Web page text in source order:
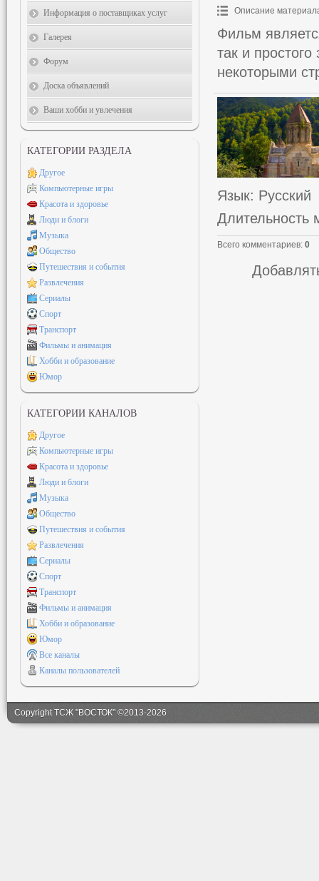
Описание
Фильм
так и
некоторыми
Язык: Русский
Длительность
Всего комментариев: 0
Информация о поставщиках услуг
Галерея
Форум
Доска объявлений
Ваши хобби и увлечения
КАТЕГОРИИ РАЗДЕЛА
Другое
Компьютерные игры
Красота и здоровье
Люди и блоги
Музыка
Общество
Путешествия и события
Развлечения
Сериалы
Спорт
Транспорт
Фильмы и анимация
Хобби и образование
Юмор
КАТЕГОРИИ КАНАЛОВ
Другое
Компьютерные игры
Красота и здоровье
Люди и блоги
Музыка
Общество
Путешествия и события
Развлечения
Сериалы
Спорт
Транспорт
Фильмы и анимация
Хобби и образование
Юмор
Все каналы
Каналы пользователей
Copyright ТСЖ "ВОСТОК" ©2013-2026